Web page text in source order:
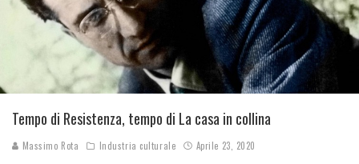
Tempo di Resistenza, tempo di La casa in collina
Massimo Rota Industria culturale Aprile 23, 2020